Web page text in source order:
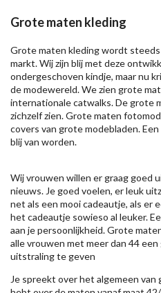
Grote maten kleding
Grote maten kleding wordt
markt. Wij zijn blij met deze
ondergeschoven kindje, maar nu
de modewereld. We zien grote
internationale catwalks. De grote
zichzelf zien. Grote maten
covers van grote modebladen.
blij van worden.
Wij vrouwen willen er graag goed
nieuws. Je goed voelen, er leuk
net als een mooi cadeautje, als er
het cadeautje sowieso al leuker.
aan je persoonlijkheid. Grote
alle vrouwen met meer dan 44
uitstraling te geven
Je spreekt over het algemeen